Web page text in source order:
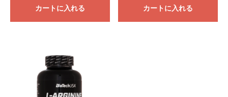
カートに入れる カートに入れる